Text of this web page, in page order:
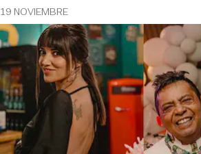
19 NOVIEMBRE